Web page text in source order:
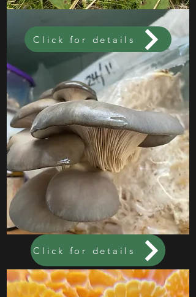
Click for details
Click for details